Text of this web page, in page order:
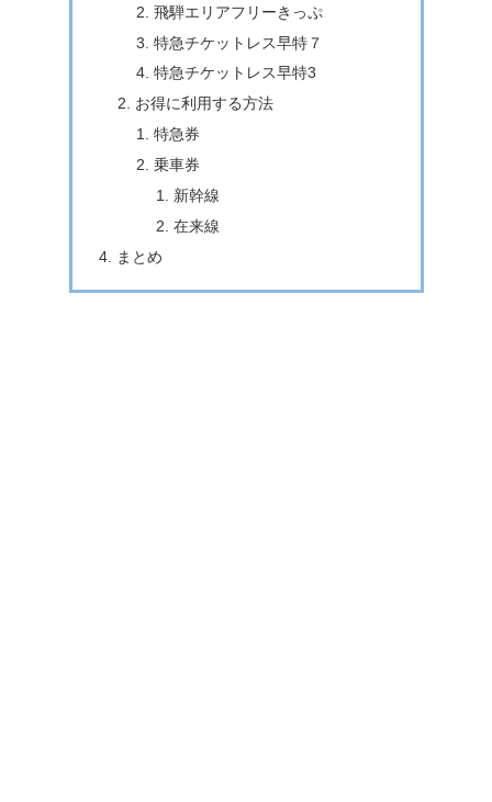
飛騨エリアフリーきっぷ
特急チケットレス早特７
特急チケットレス早特3
お得に利用する方法
特急券
乗車券
新幹線
在来線
まとめ